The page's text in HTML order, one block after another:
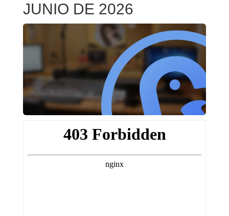
JUNIO DE 2026